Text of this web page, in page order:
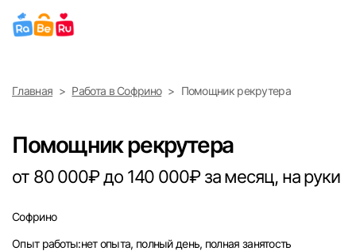
Выберите город
Санкт-Петербург
Ижевск
Главная Работа в Софрино Помощник рекрутера
Помощник рекрутера
от 80 000₽ до 140 000₽ за месяц, на руки
Софрино
Опыт работы:нет опыта, полный день, полная занятость